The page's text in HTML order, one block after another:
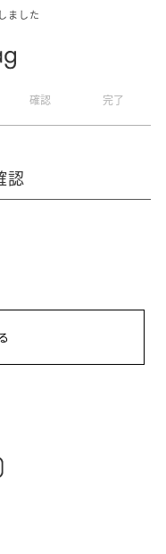
ました
確認 完了
認